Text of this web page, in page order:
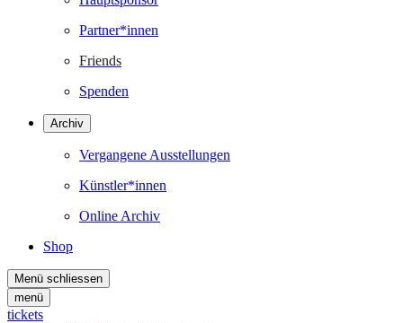
Partner*innen
Friends
Spenden
Archiv
Vergangene Ausstellungen
Künstler*innen
Online Archiv
Shop
Menü schliessen
menü
tickets